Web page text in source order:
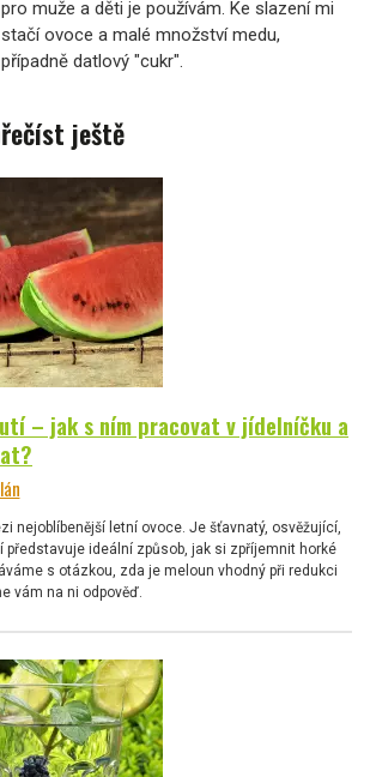
pro muže a děti je používám. Ke slazení mi
stačí ovoce a malé množství medu,
případně datlový "cukr".
ještě
– jak s ním pracovat v jídelníčku a
nejoblíbenější letní ovoce. Je šťavnatý, osvěžující,
představuje ideální způsob, jak si zpříjemnit horké
s otázkou, zda je meloun vhodný při redukci
vám na ni odpověď.